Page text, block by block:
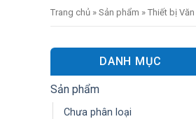
Trang chủ » Sản phẩm » Thiết bị
DANH MỤC
Sản phẩm
Chưa phân loại